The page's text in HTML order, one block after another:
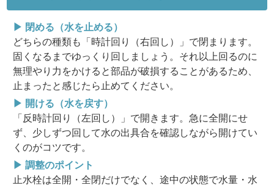
▶ 閉める（水を止める）
どちらの種類も「 時計回り（右回し）
」で閉まります。
固くなるまでゆっくり回しましょう。それ以上回るのに
無理やり力をかけると部品が破損することがあるため、
止まったと感じたら止めてください。
▶ 開ける（水を戻す）
「 反時計回り（左回し）
」で開きます。急に全開にせ
ず、少しずつ回して水の出具合を確認しながら開けてい
くのがコツです。
▶ 調整のポイント
止水栓は全開・全閉だけでなく、途中の状態で水量・水